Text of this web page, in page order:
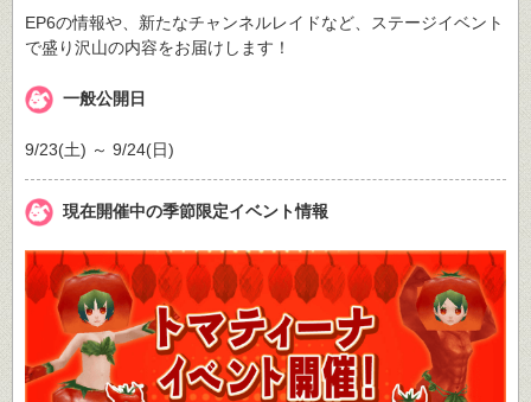
EP6の情報や、新たなチャンネルレイドなど、ステージイベント
で盛り沢山の内容をお届けします！
一般公開日
9/23(土) ～ 9/24(日)
現在開催中の季節限定イベント情報